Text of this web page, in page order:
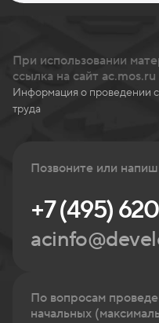
При использовании
ссылка на сайт
Информация о проведении
труда
Позвоните или
+7 (495)
По вопросам
начальных